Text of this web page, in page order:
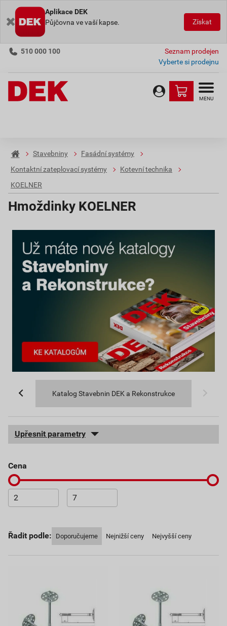
Aplikace DEK
Půjčovna ve vaší kapse.
Získat
510 000 100
Seznam prodejen
Vyberte si prodejnu
MENU
Stavebniny
Fasádní systémy
Kontaktní zateplovací systémy
Kotevní technika
KOELNER
Hmoždinky KOELNER
Katalog Stavebnin DEK a Rekonstrukce
Upřesnit parametry
cena
Řadit podle: Doporučujeme Nejnižší ceny Nejvyšší ceny